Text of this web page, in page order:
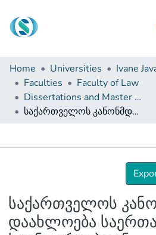
Communities & Collections
Browse
Documentation
About Us
Home Universities
Faculties
Faculty of Law
Dissertations and Master Theses
საქართველოს კანონმდებლობის დაახლოება საერთაშორისო სტანდარტებთან გარემოსდაცვითი ინფორმაციის ხელმისაწვდომობის ჭრილში
Details
საქართველოს
დაახლოება